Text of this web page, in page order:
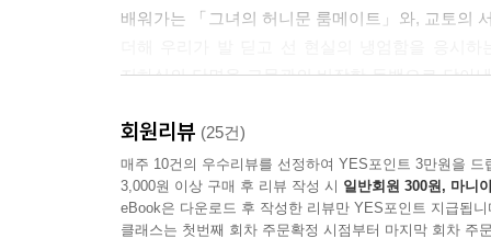
너는 지금 한 여자의 남편이 되는 중이다. 너를 향
‘중국인들은 이별할 때 버드나무 가지를 잘라주었
리내리고 잘 살아달라는 뜻이야. 언젠가 너에게
--- p.110
배워가는 「그녀의 허니문 룸메이트」와, 교토의
지하실의 단면을 고문관의 비장한 독백으로 담아
〈작가의 말〉 속 문장처럼, 삶의 가장 소중한 진
나서야 비로소 뒷면의 짧은 진심이 읽히는 것처
문체와 날카로운 시선으로 무장한 한지수 작가
회원리뷰 (25건)
매주 10건의 우수리뷰를 선정하여 YES포인트 3만원을 드
3,000원 이상 구매 후 리뷰 작성 시 일반회원 300원, 마니
eBook은 다운로드 후 작성한 리뷰만 YES포인트 지급됩니
클래스는 첫번째 회차 주문확정 시점부터 마지막 회차 주